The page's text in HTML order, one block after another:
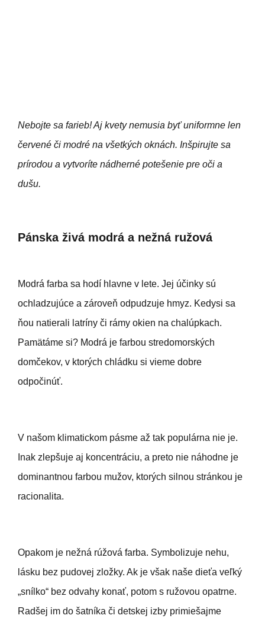
Nebojte sa farieb! Aj kvety nemusia byť uniformne len
červené či modré na všetkých oknách. Inšpirujte sa
prírodou a vytvoríte nádherné potešenie pre oči a
dušu.
Pánska živá modrá a nežná ružová
Modrá farba sa hodí hlavne v lete. Jej účinky sú
ochladzujúce a zároveň odpudzuje hmyz. Kedysi sa
ňou natierali latríny či rámy okien na chalúpkach.
Pamätáme si? Modrá je farbou stredomorských
domčekov, v ktorých chládku si vieme dobre
odpočinúť.
V našom klimatickom pásme až tak populárna nie je.
Inak zlepšuje aj koncentráciu, a preto nie náhodne je
dominantnou farbou mužov, ktorých silnou stránkou je
racionalita.
Opakom je nežná rúžová farba. Symbolizuje nehu,
lásku bez pudovej zložky. Ak je však naše dieťa veľký
„snílko“ bez odvahy konať, potom s ružovou opatrne.
Radšej im do šatníka či detskej izby primiešajme